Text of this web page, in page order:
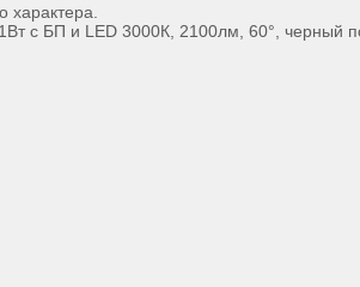
характера.
с БП и LED 3000К, 2100лм, 60°, черный